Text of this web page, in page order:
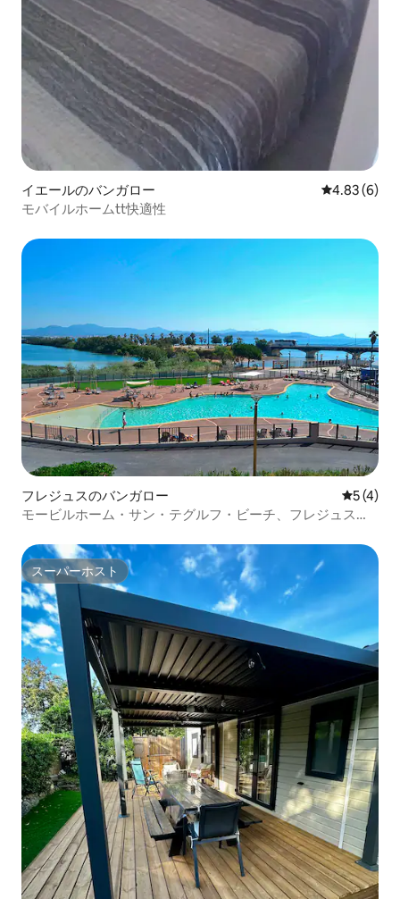
イエールのバンガロー レビュー6
4.83 (6)
モバイルホームtt快適性
フレジュスのバンガロー レビュー
5 (4)
モービルホーム・サン・テグルフ・ビーチ、フレジュス・
スーパーホスト
スーパーホスト